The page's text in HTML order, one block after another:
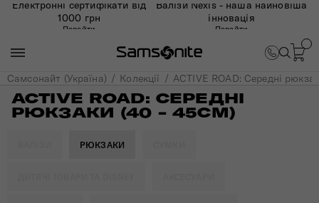
Електронні сертифікати від
1000 грн
Перейти
Валізи Nexis - наша найновіша
інновація
Перейти
Самсонайт (Україна) Колекції ACTIVE ROAD: Середні
ACTIVE ROAD: СЕРЕДНІ
РЮКЗАКИ (40 - 45СМ)
РЮКЗАКИ